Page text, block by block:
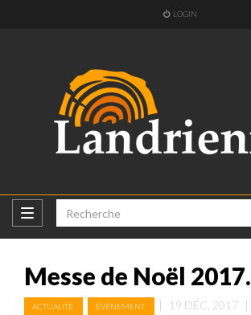
LOGIN
Messe de Noël 2017.
ACTUALITÉ ÉVÉNEMENT | 19 DÉC, 2017 |